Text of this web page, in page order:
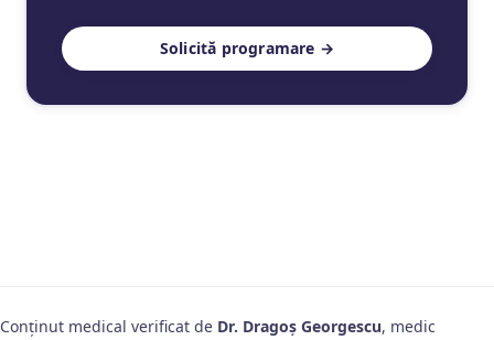
Solicită programare →
Conținut medical verificat de Dr. Dragoș Georgescu, medic